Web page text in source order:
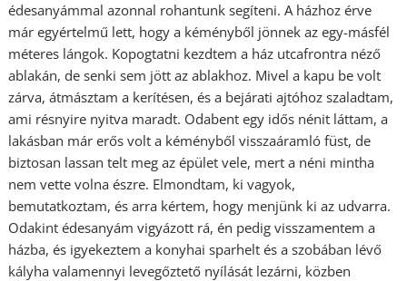
édesanyámmal azonnal rohantunk segíteni. A házhoz érve
már egyértelmű lett, hogy a kéményből jönnek az egy-másfél
méteres lángok. Kopogtatni kezdtem a ház utcafrontra néző
ablakán, de senki sem jött az ablakhoz. Mivel a kapu be volt
zárva, átmásztam a kerítésen, és a bejárati ajtóhoz szaladtam,
ami résnyire nyitva maradt. Odabent egy idős nénit láttam, a
lakásban már erős volt a kéményből visszaáramló füst, de
biztosan lassan telt meg az épület vele, mert a néni mintha
nem vette volna észre. Elmondtam, ki vagyok,
bemutatkoztam, és arra kértem, hogy menjünk ki az udvarra.
Odakint édesanyám vigyázott rá, én pedig visszamentem a
házba, és igyekeztem a konyhai sparhelt és a szobában lévő
kályha valamennyi levegőztető nyílását lezárni, közben